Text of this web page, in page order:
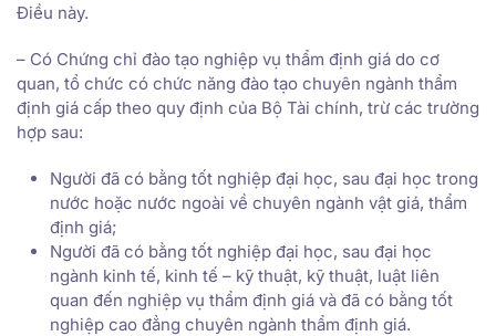
Điều này.
– Có Chứng chỉ đào tạo nghiệp vụ thẩm định giá do cơ
quan, tổ chức có chức năng đào tạo chuyên ngành thẩm
định giá cấp theo quy định của Bộ Tài chính, trừ các trường
hợp sau:
Người đã có bằng tốt nghiệp đại học, sau đại học trong
nước hoặc nước ngoài về chuyên ngành vật giá, thẩm
định giá;
Người đã có bằng tốt nghiệp đại học, sau đại học
ngành kinh tế, kinh tế – kỹ thuật, kỹ thuật, luật liên
quan đến nghiệp vụ thẩm định giá và đã có bằng tốt
nghiệp cao đẳng chuyên ngành thẩm định giá.